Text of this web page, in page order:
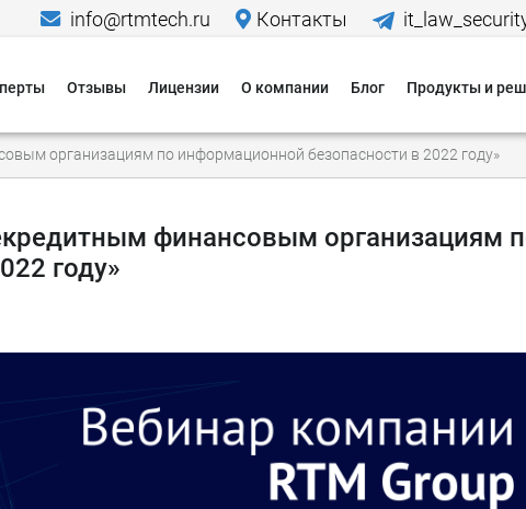
info@rtmtech.ru Контакты
Отзывы Лицензии О компании
Мероприятия
Исследования
Гарантии
Способы доставки
Блог Продукты и
организациям по информационной безопасности в 2022 году»
финансовым организациям
году»